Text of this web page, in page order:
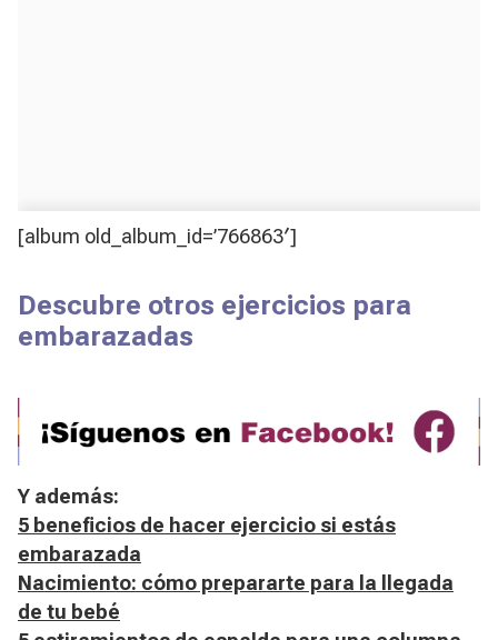
[album old_album_id=’766863′]
Descubre otros ejercicios para
embarazadas
Y además:
5 beneficios de hacer ejercicio si estás
embarazada
Nacimiento: cómo prepararte para la llegada
de tu bebé